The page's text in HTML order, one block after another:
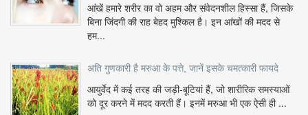
आंखें हमारे शरीर का वो अहम और संवेदनशील हिस्सा हैं, जिसके
बिना जिंदगी की राह बेहद मुश्किल है। इन आंखों की मदद से
हम...
अति गुणकारी है मरुआ के पत्ते, जानें इसके चमत्कारी फायदे
आयुर्वेद में कई तरह की जड़ी-बूटियां हैं, जो शारीरिक समस्याओं
को दूर करने में मदद करती हैं। इनमें मरुआ भी एक ऐसी ही ...